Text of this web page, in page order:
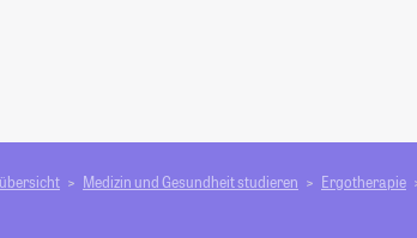
Medizin und Gesundheit studieren Ergotherapie